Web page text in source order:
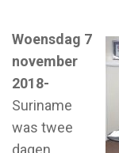
Woensdag 7
november
2018-
Suriname
was twee
dagen